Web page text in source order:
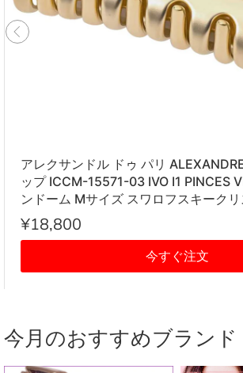
アレクサンドル ドゥ パリ
ップ ICCM-15571-03 IVO I1 PINCES
ンドーム Mサイズ スワロフスキーク
レディース アイボリー系
¥18,800
今すぐ注文
今月のおすすめブランド